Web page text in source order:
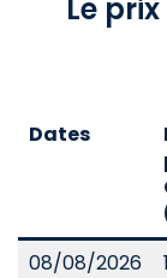
Le
Dates
08/08/2026